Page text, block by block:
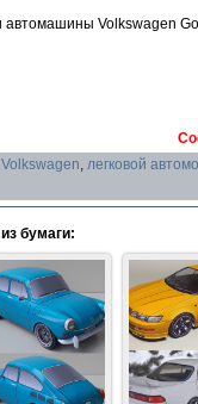
Volkswagen
Volkswagen, легковой
бумаги: